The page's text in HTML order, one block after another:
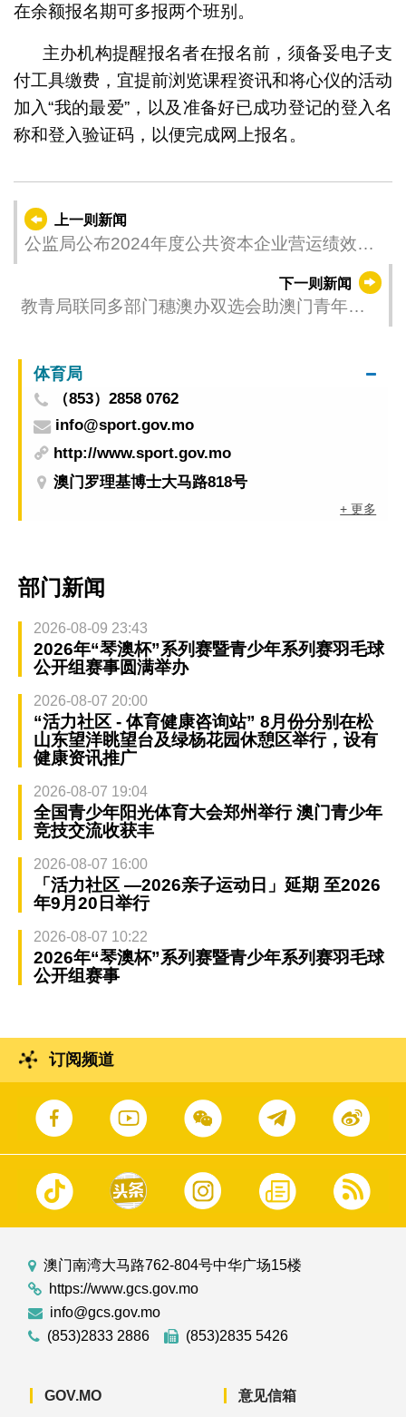
在余额报名期可多报两个班别。
主办机构提醒报名者在报名前，须备妥电子支
付工具缴费，宜提前浏览课程资讯和将心仪的活动
加入“我的最爱”，以及准备好已成功登记的登入名
称和登入验证码，以便完成网上报名。
上一则新闻
公监局公布2024年度公共资本企业营运绩效评
下一则新闻
教青局联同多部门穗澳办双选会助澳门青年择
体育局
（853）2858 0762
info@sport.gov.mo
http://www.sport.gov.mo
澳门罗理基博士大马路818号
+ 更多
部门新闻
2026-08-09 23:43
2026年“琴澳杯”系列赛暨青少年系列赛羽毛球
公开组赛事圆满举办
2026-08-07 20:00
“活力社区 - 体育健康咨询站” 8月份分别在松
山东望洋眺望台及绿杨花园休憩区举行，设有
健康资讯推广
2026-08-07 19:04
全国青少年阳光体育大会郑州举行 澳门青少年
竞技交流收获丰
2026-08-07 16:00
「活力社区 —2026亲子运动日」延期 至2026
年9月20日举行
2026-08-07 10:22
2026年“琴澳杯”系列赛暨青少年系列赛羽毛球
公开组赛事
订阅频道
澳门南湾大马路762-804号中华广场15楼
https://www.gcs.gov.mo
info@gcs.gov.mo
(853)2833 2886
(853)2835 5426
GOV.MO 意见信箱